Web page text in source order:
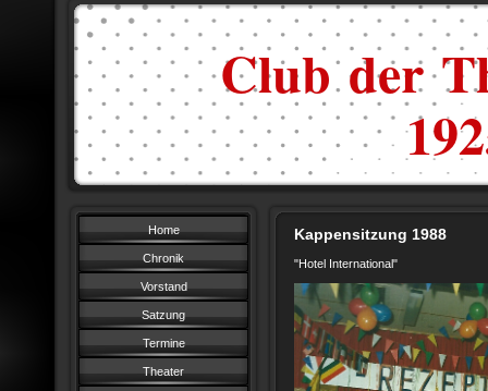
Club der
Home
Chronik
Vorstand
Satzung
Termine
Theater
Kappensitzung 1988
"Hotel International"